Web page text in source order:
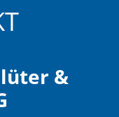
&